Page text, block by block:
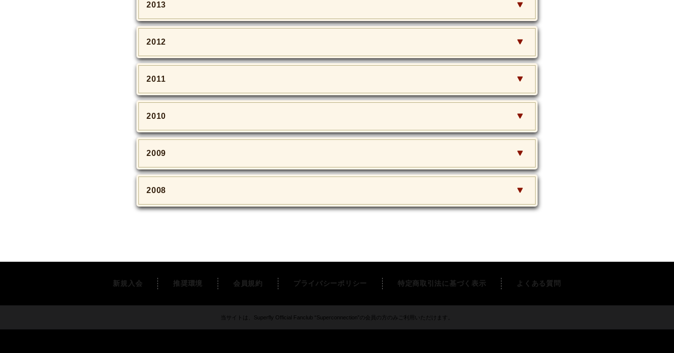
2013
2012
2011
2010
2009
2008
新規入会 推奨環境 会員規約 プライバシーポリシー 特定商取引法に基づく表示 よくある質問
当サイトは、Superfly Official Fanclub “Superconnection”の会員の方のみご利用いただけます。